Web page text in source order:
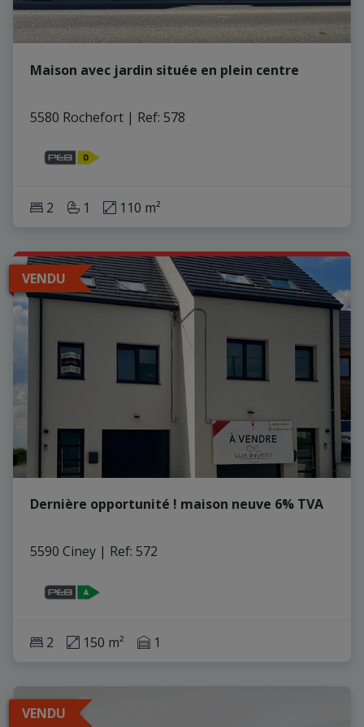
Maison avec jardin située en plein centre
5580 Rochefort | Ref: 578
2 1 110 m²
VENDU
Dernière opportunité ! maison neuve 6% TVA
5590 Ciney | Ref: 572
2 150 m² 1
VENDU